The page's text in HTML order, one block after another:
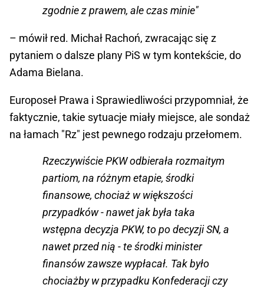
zgodnie z prawem, ale czas minie"
– mówił red. Michał Rachoń, zwracając się z
pytaniem o dalsze plany PiS w tym kontekście, do
Adama Bielana.
Europoseł Prawa i Sprawiedliwości przypomniał, że
faktycznie, takie sytuacje miały miejsce, ale sondaż
na łamach "Rz" jest pewnego rodzaju przełomem.
Rzeczywiście PKW odbierała rozmaitym
partiom, na różnym etapie, środki
finansowe, chociaż w większości
przypadków - nawet jak była taka
wstępna decyzja PKW, to po decyzji SN, a
nawet przed nią - te środki minister
finansów zawsze wypłacał. Tak było
chociażby w przypadku Konfederacji czy